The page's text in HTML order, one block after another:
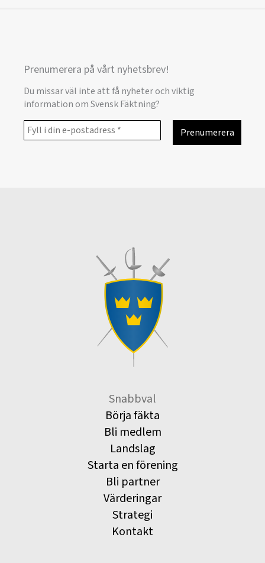
Prenumerera på vårt nyhetsbrev!
Du missar väl inte att få nyheter och viktig
information om Svensk Fäktning?
Snabbval
Börja fäkta
Bli medlem
Landslag
Starta en förening
Bli partner
Värderingar
Strategi
Kontakt